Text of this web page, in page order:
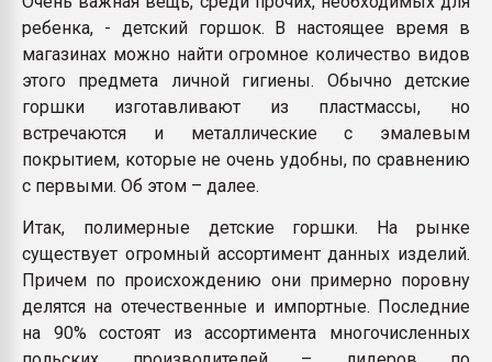
бутылок
ПЕРЕЙТИ НА
ребенка, - детский горшок. В настоящее время в
магазинах можно найти огромное количество видов
этого предмета личной гигиены. Обычно детские
горшки изготавливают из пластмассы, но
встречаются и металлические с эмалевым
покрытием, которые не очень удобны, по сравнению
с первыми. Об этом – далее.
Итак, полимерные детские горшки. На рынке
существует огромный ассортимент данных изделий.
Причем по происхождению они примерно поровну
делятся на отечественные и импортные. Последние
на 90% состоят из ассортимента многочисленных